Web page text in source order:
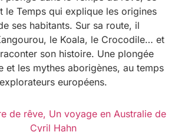
le Temps qui explique les origines
ses habitants. Sur sa route, il
le Koala, le Crocodile… et
son histoire. Une plongée
et les mythes aborigènes, au temps
européens.